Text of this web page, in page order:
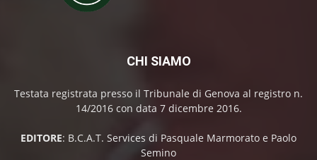
CHI SIAMO
Testata registrata presso il Tribunale di Genova al registro n.
14/2016 con data 7 dicembre 2016.
EDITORE: B.C.A.T. Services di Pasquale Marmorato e Paolo
Semino